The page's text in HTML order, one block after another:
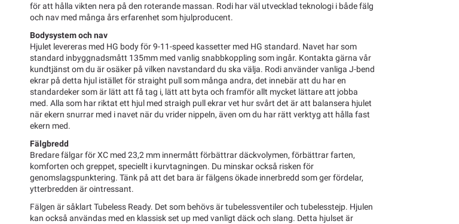
för att hålla vikten nera på den roterande massan. Rodi har väl utvecklad teknologi i både fälg
och nav med många års erfarenhet som hjulproducent.
Bodysystem och nav
Hjulet levereras med HG body för 9-11-speed kassetter med HG standard. Navet har som
standard inbyggnadsmått 135mm med vanlig snabbkoppling som ingår. Kontakta gärna vår
kundtjänst om du är osäker på vilken navstandard du ska välja. Rodi använder vanliga J-bend
ekrar på detta hjul istället för straight pull som många andra, det innebär att du har en
standardeker som är lätt att få tag i, lätt att byta och framför allt mycket lättare att jobba
med. Alla som har riktat ett hjul med straigh pull ekrar vet hur svårt det är att balansera hjulet
när ekern snurrar med i navet när du vrider nippeln, även om du har rätt verktyg att hålla fast
ekern med.
Fälgbredd
Bredare fälgar för XC med 23,2 mm innermått förbättrar däckvolymen, förbättrar farten,
komforten och greppet, speciellt i kurvtagningen. Du minskar också risken för
genomslagspunktering. Tänk på att det bara är fälgens ökade innerbredd som ger fördelar,
ytterbredden är ointressant.
Fälgen är såklart Tubeless Ready. Det som behövs är tubelessventiler och tubelesstejp. Hjulen
kan också användas med en klassisk set up med vanligt däck och slang. Detta hjulset är